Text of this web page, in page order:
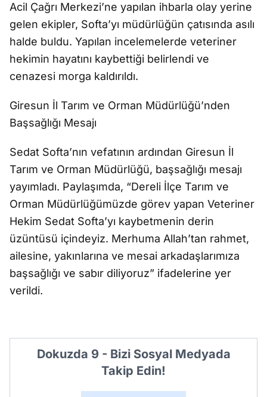
Acil Çağrı Merkezi’ne yapılan ihbarla olay yerine
gelen ekipler, Softa’yı müdürlüğün çatısında asılı
halde buldu. Yapılan incelemelerde veteriner
hekimin hayatını kaybettiği belirlendi ve
cenazesi morga kaldırıldı.
Giresun İl Tarım ve Orman Müdürlüğü’nden
Başsağlığı Mesajı
Sedat Softa’nın vefatının ardından Giresun İl
Tarım ve Orman Müdürlüğü, başsağlığı mesajı
yayımladı. Paylaşımda, “Dereli İlçe Tarım ve
Orman Müdürlüğümüzde görev yapan Veteriner
Hekim Sedat Softa’yı kaybetmenin derin
üzüntüsü içindeyiz. Merhuma Allah’tan rahmet,
ailesine, yakınlarına ve mesai arkadaşlarımıza
başsağlığı ve sabır diliyoruz” ifadelerine yer
verildi.
Dokuzda 9 - Bizi Sosyal Medyada
Takip Edin!